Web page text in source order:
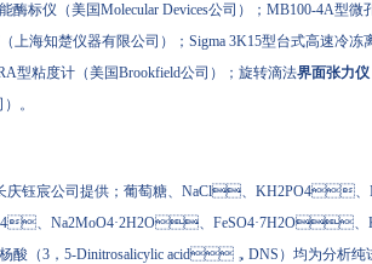
酶标仪（美国Molecular Devices公司）；MB100-4A型
海知楚仪器有限公司）；Sigma 3K15型台式高速冷冻离
型粘度计（美国Brookfield公司）；旋转滴法界面张力仪
。
长庆钰宸公司提供；葡萄糖、NaCl、
、Na2MoO4·2H2O、FeSO4·7H2O
酸（3，‍5-Dinitrosalicylic acid，DNS）均为分析纯试剂